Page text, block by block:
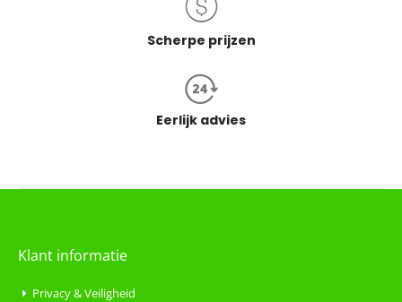
Scherpe prijzen
Eerlijk advies
Klant informatie
Privacy & Veiligheid